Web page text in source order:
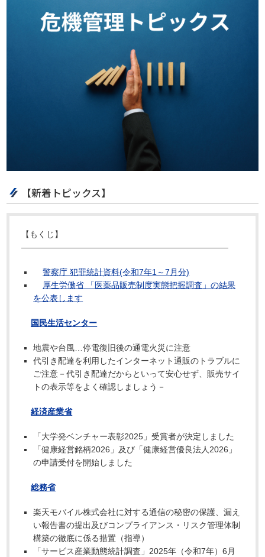
【新着トピックス】
【もくじ】
―――――――――――――――――――――――――
警察庁 犯罪統計資料(令和7年1～7月分)
厚生労働省 「医薬品販売制度実態把握調査」の結果
を公表します
国民生活センター
地震や台風…停電復旧後の通電火災に注意
代引き配達を利用したインターネット通販のトラブルに
ご注意－代引き配達だからといって安心せず、販売サイ
トの表示等をよく確認しましょう－
経済産業省
「大学発ベンチャー表彰2025」受賞者が決定しました
「健康経営銘柄2026」及び「健康経営優良法人2026」
の申請受付を開始しました
総務省
楽天モバイル株式会社に対する通信の秘密の保護、漏え
い報告書の提出及びコンプライアンス・リスク管理体制
構築の徹底に係る措置（指導）
「サービス産業動態統計調査」2025年（令和7年）6月